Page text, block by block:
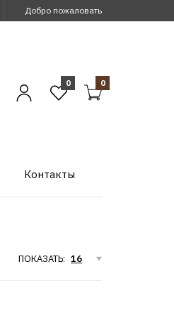
Добро пожаловать
0 0
Контакты
ПОКАЗАТЬ: